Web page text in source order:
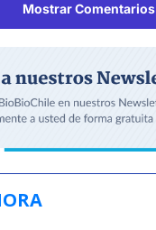
Mostrar Comentarios